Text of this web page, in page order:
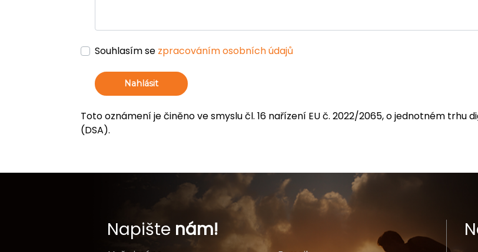
Souhlasím se zpracováním osobních údajů
Nahlásit
Toto oznámení je činěno ve smyslu čl. 16 nařízení EU č. 2022/2065, o jednotném trhu
(DSA).
Napište nám!